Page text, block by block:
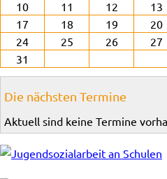
10
11 12 13
17
18 19 20
24
25 26 27
31
Die nächsten Termine
Aktuell sind keine Termine